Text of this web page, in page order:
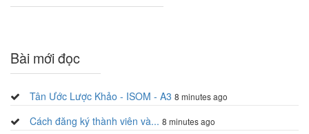
Bài mới đọc
Tân Ước Lược Khảo - ISOM - A3 8 minutes ago
Cách đăng ký thành viên và... 8 minutes ago